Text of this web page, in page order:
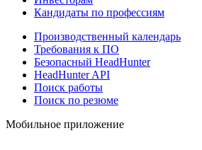
Кандидаты по профессиям
Производственный календарь
Требования к ПО
Безопасный HeadHunter
HeadHunter API
Поиск работы
Поиск по резюме
Мобильное приложение